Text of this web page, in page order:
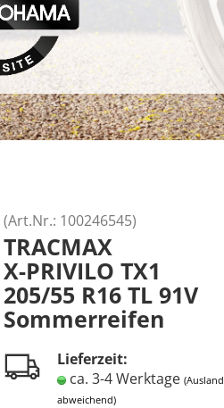
(Art.Nr.: 100246545)
TRACMAX
X-PRIVILO TX1
205/55 R16 TL 91V
Sommerreifen
Lieferzeit:
ca. 3-4 Werktage (Ausland
abweichend)